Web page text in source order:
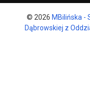
© 2026 MBilińska -
Dąbrowskiej z